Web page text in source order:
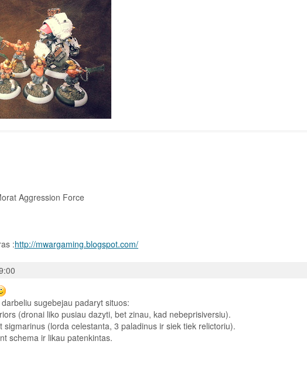
Aggression Force
:http://mwargaming.blogspot.com/
sugebejau padaryt situos:
(dronai liko pusiau dazyti, bet zinau, kad nebeprisiversiu).
sigmarinus (lorda celestanta, 3 paladinus ir siek tiek relictoriu).
schema ir likau patenkintas.